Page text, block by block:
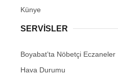
Künye
SERVISLER
Boyabat’ta Nöbetçi Eczaneler
Hava Durumu